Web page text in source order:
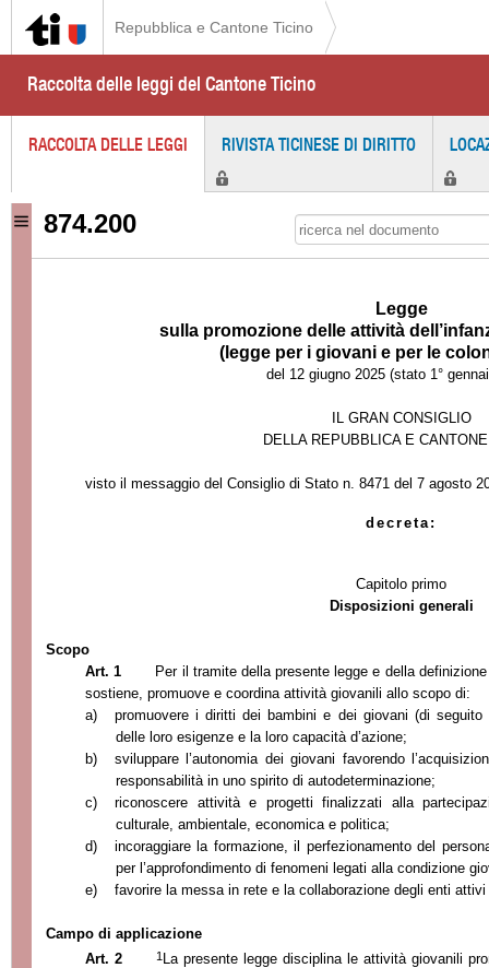
Repubblica e Cantone Ticino
Raccolta delle leggi del Cantone Ticino
RACCOLTA DELLE LEGGI RIVISTA TICINESE DI DIRITTO
874.200
Legge
sulla promozione delle attività
(legge per i giovani e per le
del 12 giugno 2025 (stato 1°
IL GRAN CONSIGLIO
DELLA REPUBBLICA E
visto il messaggio del Consiglio di Stato n. 8471 del 7 agosto
decreta:
Capitolo primo
Disposizioni generali
Scopo
Art. 1
Per il tramite della presente legge e della
sostiene, promuove e coordina attività giovanili allo scopo di:
a)
promuovere i diritti dei bambini e dei giovani (di
delle loro esigenze e la loro capacità d’azione;
b)
sviluppare l’autonomia dei giovani favorendo
responsabilità in uno spirito di autodeterminazione;
c)
riconoscere attività e progetti finalizzati alla
culturale, ambientale, economica e politica;
d)
incoraggiare la formazione, il perfezionamento del
per l’approfondimento di fenomeni legati alla condizione
e)
favorire la messa in rete e la collaborazione degli enti
Campo di applicazione
Art. 2
1 La presente legge disciplina le attività giovanili